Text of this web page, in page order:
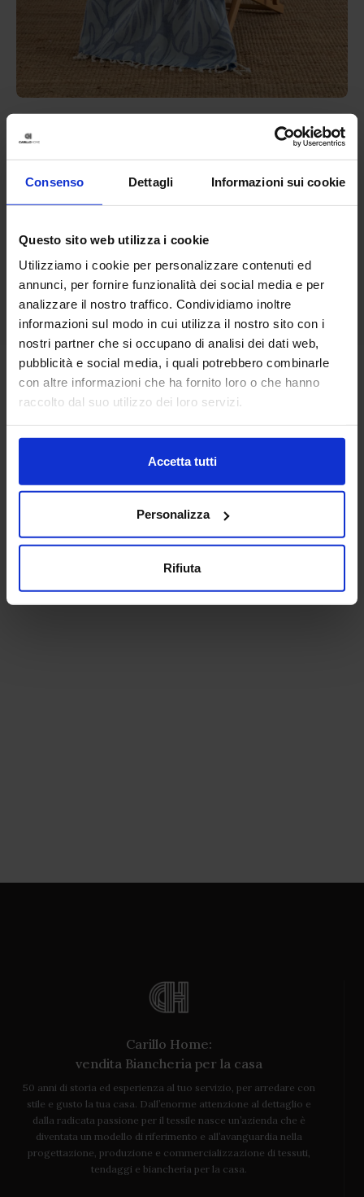
Consenso Dettagli Informazioni sui cookie
Questo sito web utilizza i cookie
Utilizziamo i cookie per personalizzare contenuti ed
annunci, per fornire funzionalità dei social media e per
analizzare il nostro traffico. Condividiamo inoltre
informazioni sul modo in cui utilizza il nostro sito con i
nostri partner che si occupano di analisi dei dati web,
pubblicità e social media, i quali potrebbero combinarle
con altre informazioni che ha fornito loro o che hanno
raccolto dal suo utilizzo dei loro servizi.
Accetta tutti
Personalizza
Rifiuta
Telo Pareo Jacquard Avana
14,90€ Da 13,00€
Colori disponibili
Carillo Home:
vendita Biancheria per la casa
50 anni di storia ed esperienza al tuo servizio, per arredare con
stile e gusto la tua casa. Dall’enorme attenzione al dettaglio e
dalla radicata passione per il tessile nasce un’azienda che è
diventata un modello di riferimento e all’avanguardia nella
progettazione, produzione e commercializzazione di tessuti,
tendaggi e biancheria per la casa.